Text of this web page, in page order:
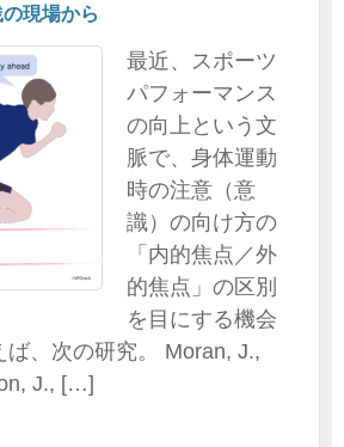
現場から
最近、スポーツ
パフォーマンス
の向上という文
脈で、身体運動
時の注意（意
識）の向け方の
「内的焦点／外
的焦点」の区別
を目にする機会
ば、次の研究。 Moran, J.,
J., […]